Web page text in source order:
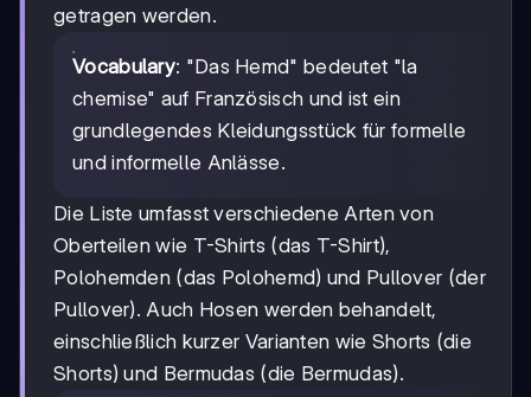
getragen werden.
Vocabulary: "Das Hemd" bedeutet "la
chemise" auf Französisch und ist ein
grundlegendes Kleidungsstück für formelle
und informelle Anlässe.
Die Liste umfasst verschiedene Arten von
Oberteilen wie T-Shirts (das T-Shirt),
Polohemden (das Polohemd) und Pullover (der
Pullover). Auch Hosen werden behandelt,
einschließlich kurzer Varianten wie Shorts (die
Shorts) und Bermudas (die Bermudas).